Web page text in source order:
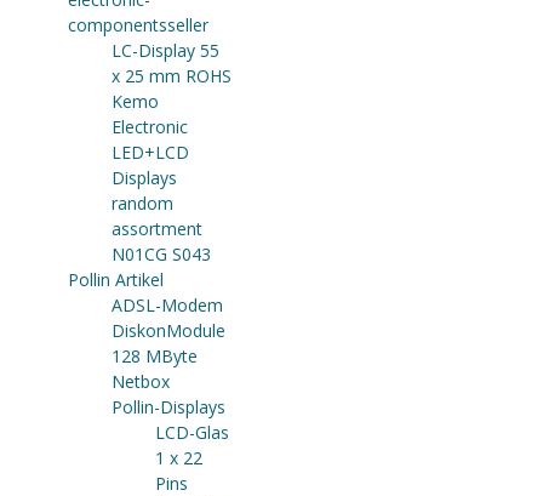
componentsseller
LC-Display 55
x 25 mm ROHS
Kemo
Electronic
LED+LCD
Displays
random
assortment
N01CG S043
Pollin Artikel
ADSL-Modem
DiskonModule
128 MByte
Netbox
Pollin-Displays
LCD-Glas
1 x 22
Pins